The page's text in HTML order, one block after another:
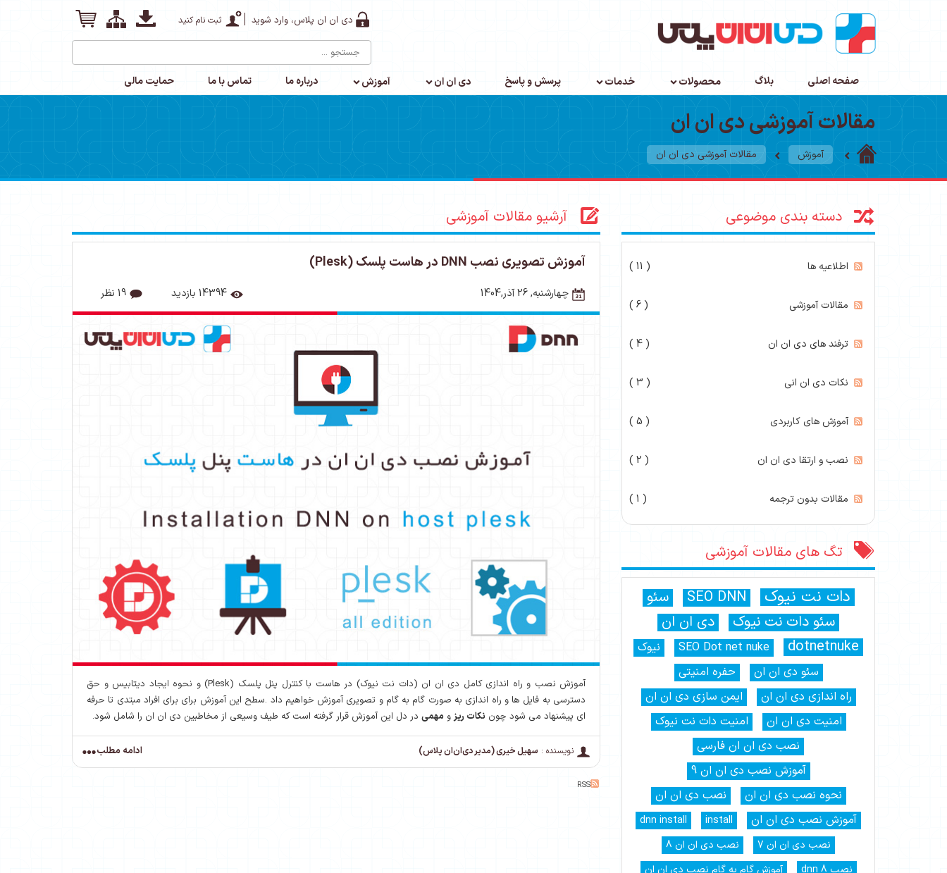
دی ان ان پلاس، وارد شوید ثبت نام کنید
صفحه اصلی بلاگ محصولات خدمات پرسش و پاسخ دی ان ان آموزش درباره ما تماس با ما حمایت مالی
مقالات آموزشی دی ان ان
آموزش مقالات آموزشی دی ان ان
دسته بندی موضوعی
اطلاعیه ها ( 11 )
مقالات آموزشی ( 6 )
ترفند های دی ان ان ( 4 )
نکات دی ان انی ( 3 )
آموزش های کاربردی ( 5 )
نصب و ارتقا دی ان ان ( 2 )
مقالات بدون ترجمه ( 1 )
تگ های مقالات آموزشی
دات نت نیوک SEO DNN
سئو
سئو دات نت نیوک
دی ان ان
dotnetnuke
SEO Dot net nuke
نیوک
سئو دی ان ان
حفره امنیتی
راه اندازی دی ان ان
ایمن سازی دی ان ان
امنیت دی ان ان
امنیت دات نت نیوک
نصب دی ان ان فارسی
آموزش نصب دی ان ان 9
نحوه نصب دی ان ان
نصب دی ان ان
آموزش نصب دی ان ان
install
dnn install
نصب دی ان ان 7
نصب دی ان ان 8
نصب dnn 8
آموزش گام به گام نصب دی ان ان
آرشیو مقالات آموزشی
آموزش تصویری نصب DNN در هاست پلسک (Plesk)
چهارشنبه, 26 آذر,1404
آموزش نصب و راه اندازی کامل دی ان ان (دات نت نیوک) در هاست با کنترل پنل پلسک (Plesk) و نحوه ایجاد دیتابیس و حق
دسترسی به فایل ها و راه اندازی به صورت گام به گام و تصویری آموزش خواهیم داد .سطح این آموزش برای برای افراد مبتدی تا حرفه
ای پیشنهاد می شود چون نکات ریز و مهمی در دل این آموزش قرار گرفته است که طیف وسیعی از مخاطبین دی ان ان را شامل شود.
نویسنده : سهیل خیری (مدیر دی‌ان‌ان پلاس) ادامه مطلب
RSS